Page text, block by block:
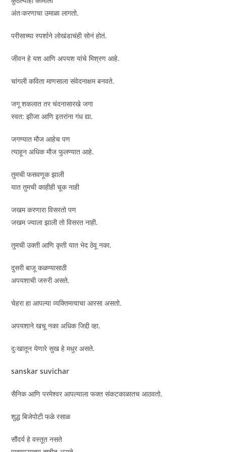
अंतःकरणाचा उमाळा लागतो.
परीसाच्या स्पर्शाने लोखंडाचंही सोनं होतं.
जीवन हे यश आणि अपयश यांचे मिश्रण आहे.
चांगली कविता माणसाला संवेदनाक्षम बनवते.
जगू शकलात तर चंदनासारखे जगा
स्वत: झीजा आणि इतरांना गंध द्या.
जगण्यात मौज आहेच पण
त्याहून अधिक मौज फुलण्यात आहे.
तुमची फसवणूक झाली
यात तुमची काहीही चूक नाही
जखम करणारा विसरतो पण
जखम ज्याला झाली तो विसरत नाही.
तुमची उक्ती आणि कृती यात भेद ठेवू नका.
दुसरी बाजू कळण्यासाठी
अपयशाची जरुरी असते.
चेहरा हा आपल्या व्यक्तिमत्वाचा आरसा असतो.
अपयशाने खचू नका अधिक जिद्दी व्हा.
दुःखातून येणारे सुख हे मधुर असते.
sanskar suvichar
सैनिक आणि परमेश्वर आपल्याला फक्त संकटकाळातच आठवतो.
शुद्ध बिजेपोटी फळे रसाळ
सौंदर्य हे वस्तूत नसते